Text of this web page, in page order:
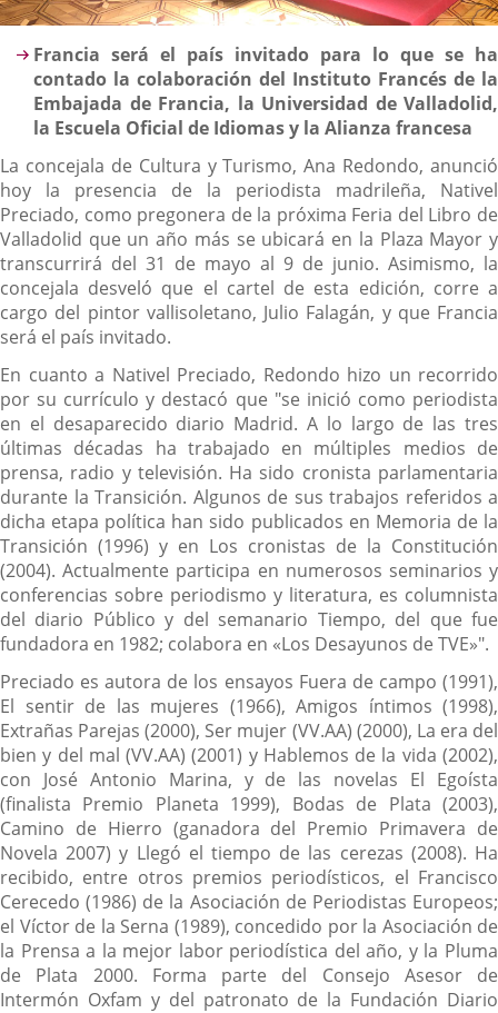
Descripción
Francia será el país invitado para lo que se ha
contado la colaboración del Instituto Francés de la
Embajada de Francia, la Universidad de Valladolid,
la Escuela Oficial de Idiomas y la Alianza francesa
La concejala de Cultura y Turismo, Ana Redondo, anunció
hoy la presencia de la periodista madrileña, Nativel
Preciado, como pregonera de la próxima Feria del Libro de
Valladolid que un año más se ubicará en la Plaza Mayor y
transcurrirá del 31 de mayo al 9 de junio. Asimismo, la
concejala desveló que el cartel de esta edición, corre a
cargo del pintor vallisoletano, Julio Falagán, y que Francia
será el país invitado.
En cuanto a Nativel Preciado, Redondo hizo un recorrido
por su currículo y destacó que "se inició como periodista
en el desaparecido diario Madrid. A lo largo de las tres
últimas décadas ha trabajado en múltiples medios de
prensa, radio y televisión. Ha sido cronista parlamentaria
durante la Transición. Algunos de sus trabajos referidos a
dicha etapa política han sido publicados en Memoria de la
Transición (1996) y en Los cronistas de la Constitución
(2004). Actualmente participa en numerosos seminarios y
conferencias sobre periodismo y literatura, es columnista
del diario Público y del semanario Tiempo, del que fue
fundadora en 1982; colabora en «Los Desayunos de TVE»".
Preciado es autora de los ensayos Fuera de campo (1991),
El sentir de las mujeres (1966), Amigos íntimos (1998),
Extrañas Parejas (2000), Ser mujer (VV.AA) (2000), La era del
bien y del mal (VV.AA) (2001) y Hablemos de la vida (2002),
con José Antonio Marina, y de las novelas El Egoísta
(finalista Premio Planeta 1999), Bodas de Plata (2003),
Camino de Hierro (ganadora del Premio Primavera de
Novela 2007) y Llegó el tiempo de las cerezas (2008). Ha
recibido, entre otros premios periodísticos, el Francisco
Cerecedo (1986) de la Asociación de Periodistas Europeos;
el Víctor de la Serna (1989), concedido por la Asociación de
la Prensa a la mejor labor periodística del año, y la Pluma
de Plata 2000. Forma parte del Consejo Asesor de
Intermón Oxfam y del patronato de la Fundación Diario